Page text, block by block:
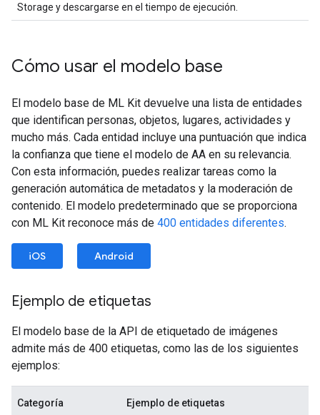
Storage y descargarse en el tiempo de ejecución.
Cómo usar el modelo base
El modelo base de ML Kit devuelve una lista de entidades
que identifican personas, objetos, lugares, actividades y
mucho más. Cada entidad incluye una puntuación que indica
la confianza que tiene el modelo de AA en su relevancia.
Con esta información, puedes realizar tareas como la
generación automática de metadatos y la moderación de
contenido. El modelo predeterminado que se proporciona
con ML Kit reconoce más de 400 entidades diferentes.
iOS Android
Ejemplo de etiquetas
El modelo base de la API de etiquetado de imágenes
admite más de 400 etiquetas, como las de los siguientes
ejemplos:
Categoría Ejemplo de etiquetas